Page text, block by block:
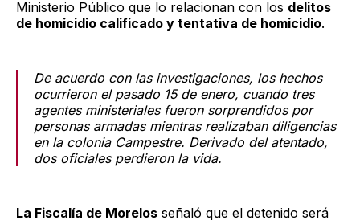
Ministerio Público que lo relacionan con los delitos
de homicidio calificado y tentativa de homicidio.
De acuerdo con las investigaciones, los hechos
ocurrieron el pasado 15 de enero, cuando tres
agentes ministeriales fueron sorprendidos por
personas armadas mientras realizaban diligencias
en la colonia Campestre. Derivado del atentado,
dos oficiales perdieron la vida.
La Fiscalía de Morelos señaló que el detenido será